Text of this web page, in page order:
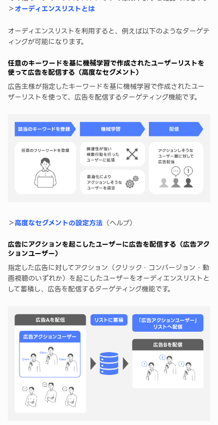
＞オーディエンスリストとは
オーディエンスリストを利用すると、例えば以下のようなターゲテ
ィングが可能になります。
任意のキーワードを基に機械学習で作成されたユーザーリストを
使って広告を配信する（高度なセグメント）
広告主様が指定したキーワードを基に機械学習で作成されたユー
ザーリストを使って、広告を配信するターゲティング機能です。
＞高度なセグメントの設定方法 （ヘルプ）
広告にアクションを起こしたユーザーに広告を配信する（広告アク
ションユーザー）
指定した広告に対してアクション（クリック・コンバージョン・動
画視聴のいずれか）を起こしたユーザーをオーディエンスリストと
して蓄積し、広告を配信するターゲティング機能です。